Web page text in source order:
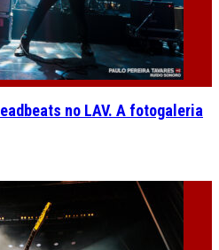
no LAV. A fotogaleria